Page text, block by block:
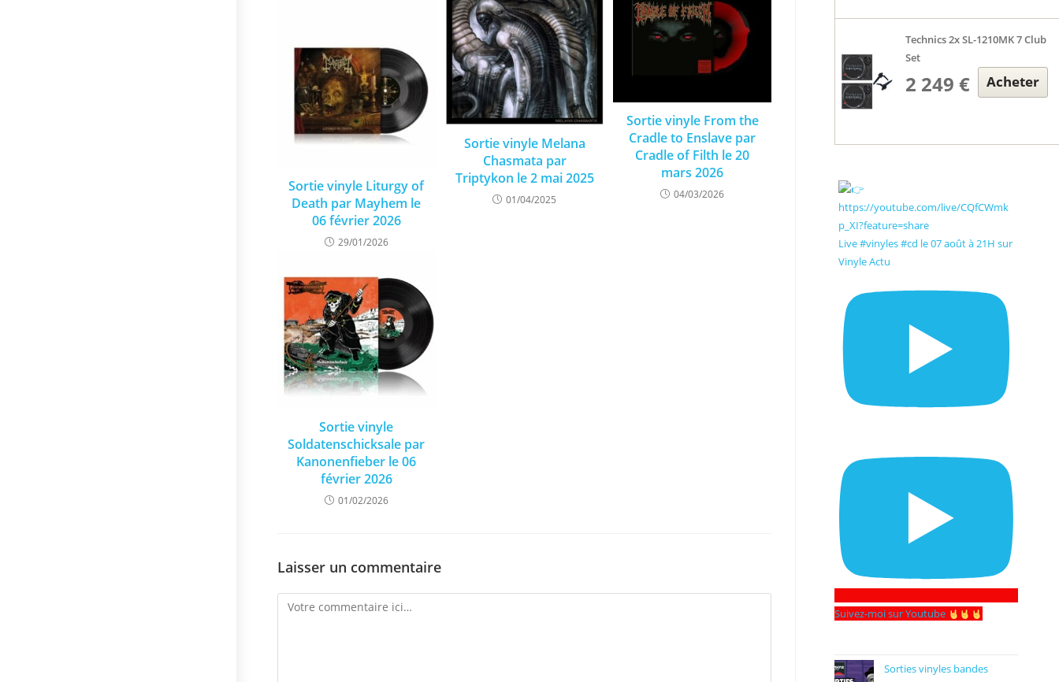
Sortie vinyle Liturgy of
Death par Mayhem le
06 février 2026
29/01/2026
Sortie vinyle Melana
Chasmata par
Triptykon le 2 mai 2025
01/04/2025
Sortie vinyle From the
Cradle to Enslave par
Cradle of Filth le 20
mars 2026
04/03/2026
Sortie vinyle
Soldatenschicksale par
Kanonenfieber le 06
février 2026
01/02/2026
Laisser un commentaire
Comment
Technics 2x SL-1210MK 7 Club
Set
2 249 € Acheter
Live #vinyles #cd le 07 août à 21H sur
Vinyle Actu
Suivez-moi sur Youtube
Sorties vinyles bandes